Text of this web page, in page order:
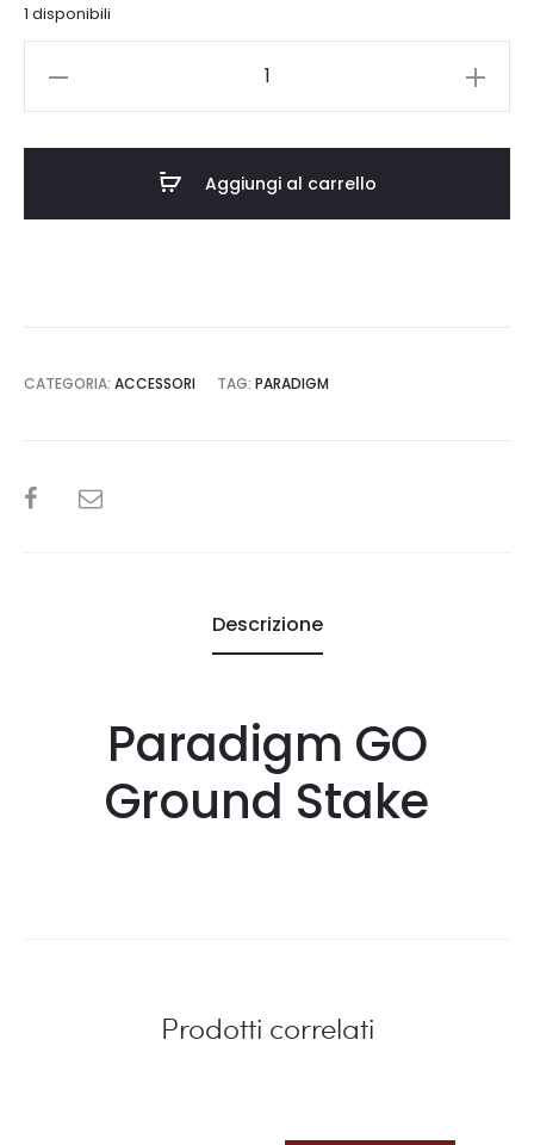
originale
€55,00.
1 disponibili
Aggiungi al carrello
CATEGORIA: ACCESSORI TAG: PARADIGM
SHARE
Descrizione
Paradigm GO
Ground Stake
Prodotti correlati